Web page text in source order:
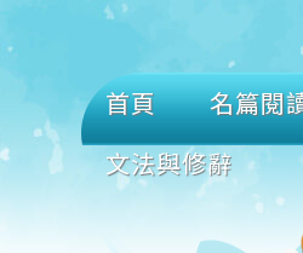
首頁 名篇閱
文法與修辭